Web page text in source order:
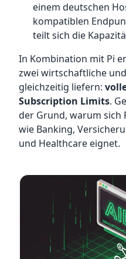
einem deutschen
kompatiblen
teilt sich die
In Kombination mit Pi
zwei wirtschaftliche
gleichzeitig liefern:
Subscription Limits.
der Grund, warum sich
wie Banking,
und Healthcare eignet.